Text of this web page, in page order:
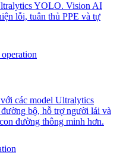
YOLO. Vision AI
lỗi, tuân thủ PPE và tự
các model Ultralytics
bộ, hỗ trợ người lái và
đường thông minh hơn.